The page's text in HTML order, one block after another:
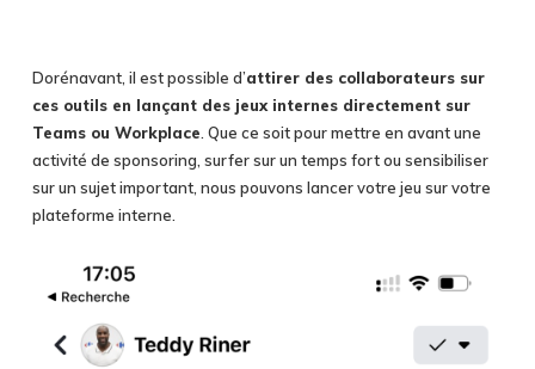
Dorénavant, il est possible d’attirer des collaborateurs sur
ces outils en lançant des jeux internes directement sur
Teams ou Workplace . Que ce soit pour mettre en avant une
activité de sponsoring, surfer sur un temps fort ou sensibiliser
sur un sujet important, nous pouvons lancer votre jeu sur votre
plateforme interne.